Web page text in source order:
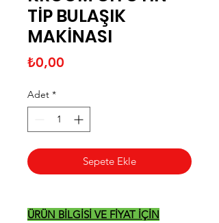
TİP BULAŞIK
MAKİNASI
₺0,00
Adet *
Sepete Ekle
ÜRÜN BİLGİSİ VE FİYAT İÇİN